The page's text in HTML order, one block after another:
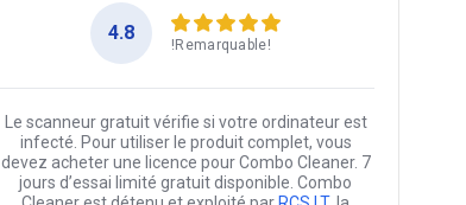
4.8
!Remarquable!
Le scanneur gratuit vérifie si votre ordinateur est
infecté. Pour utiliser le produit complet, vous
devez acheter une licence pour Combo Cleaner. 7
jours d’essai limité gratuit disponible. Combo